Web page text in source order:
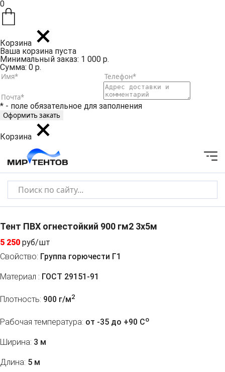
0
Корзина
Ваша корзина пуста
Минимальный заказ: 1 000 р.
Сумма: 0 р.
* - поле обязательное для заполнения
Корзина
Тент ПВХ огнестойкий 900 гм2 3х5м
5 250 руб/шт
Свойство: Группа горючести Г1
Материал : ГОСТ 29151-91
Плотность: 900 г/м2
Рабочая температура: от -35 до +90 Co
Ширина: 3 м
Длина: 5 м